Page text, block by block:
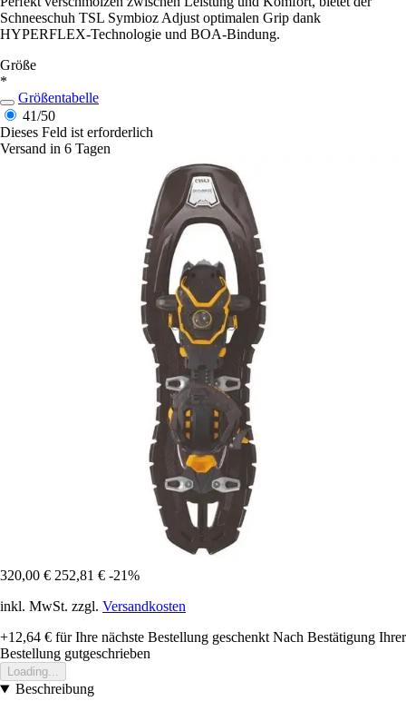
Schneeschuh TSL Symbioz Adjust optimalen Grip dank
HYPERFLEX-Technologie und BOA-Bindung.
Größe
*
Größentabelle
41/50
Dieses Feld ist erforderlich
Versand in 6 Tagen
320,00 € 252,81 € -21%
inkl. MwSt. zzgl. Versandkosten
+12,64 € für Ihre nächste Bestellung geschenkt Nach Bestätigung Ihrer
Bestellung gutgeschrieben
Loading...
Beschreibung